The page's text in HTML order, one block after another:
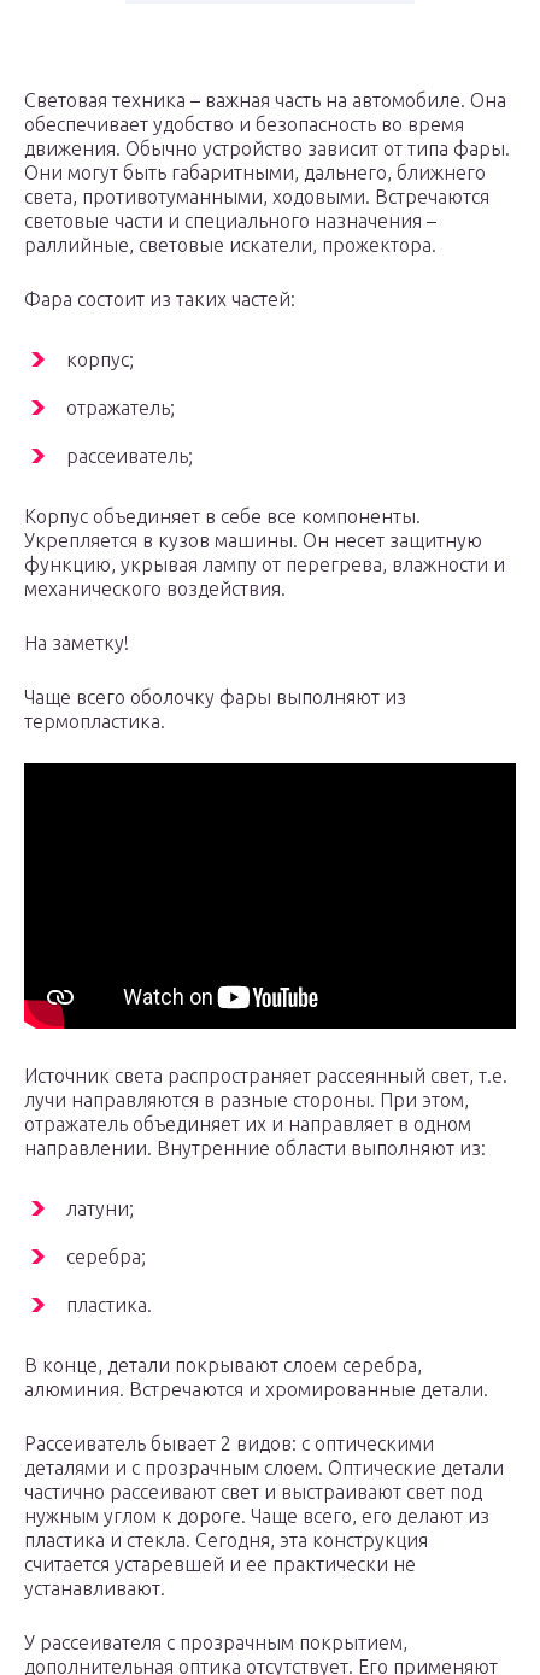
Световая техника – важная часть на автомобиле. Она
обеспечивает удобство и безопасность во время
движения. Обычно устройство зависит от типа фары.
Они могут быть габаритными, дальнего, ближнего
света, противотуманными, ходовыми. Встречаются
световые части и специального назначения –
раллийные, световые искатели, прожектора.
Фара состоит из таких частей:
корпус;
отражатель;
рассеиватель;
Корпус объединяет в себе все компоненты.
Укрепляется в кузов машины. Он несет защитную
функцию, укрывая лампу от перегрева, влажности и
механического воздействия.
На заметку!
Чаще всего оболочку фары выполняют из
термопластика.
Источник света распространяет рассеянный свет, т.е.
лучи направляются в разные стороны. При этом,
отражатель объединяет их и направляет в одном
направлении. Внутренние области выполняют из:
латуни;
серебра;
пластика.
В конце, детали покрывают слоем серебра,
алюминия. Встречаются и хромированные детали.
Рассеиватель бывает 2 видов: с оптическими
деталями и с прозрачным слоем. Оптические детали
частично рассеивают свет и выстраивают свет под
нужным углом к дороге. Чаще всего, его делают из
пластика и стекла. Сегодня, эта конструкция
считается устаревшей и ее практически не
устанавливают.
У рассеивателя с прозрачным покрытием,
дополнительная оптика отсутствует. Его применяют